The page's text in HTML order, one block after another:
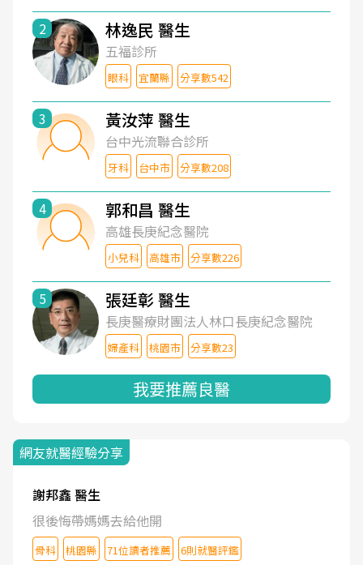
2 林逸民 醫生
五福診所
眼科 宜蘭縣 分享數542
3 黃汝萍 醫生
台中光流聯合診所
牙科 台中市 分享數208
4 郭和昌 醫生
高雄長庚紀念醫院
小兒科 高雄市 分享數226
5 張廷彰 醫生
長庚醫療財團法人林口長庚紀念醫院
婦產科 桃園市 分享數23
我要推薦良醫
網友就醫經驗分享
謝邦鑫 醫生
很後悔帶媽媽去給他開
骨科 桃園縣 71位讀者推薦 6則就醫評鑑